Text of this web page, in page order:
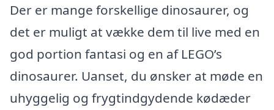
Der er mange forskellige dinosaurer, og
det er muligt at vække dem til live med en
god portion fantasi og en af LEGO’s
dinosaurer. Uanset, du ønsker at møde en
uhyggelig og frygtindgydende kødæder